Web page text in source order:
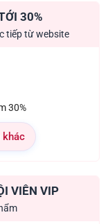
30%
tiếp từ website
30%
khác
VIÊN VIP